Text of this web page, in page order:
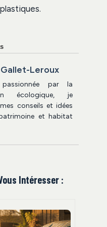
Leroux
passionnée par la
écologique, je
conseils et idées
et habitat
Intéresser :